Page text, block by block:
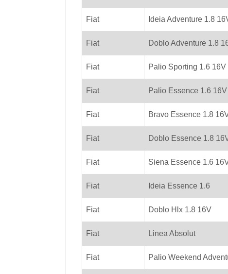
Fiat Ideia Adventure 1.8
Fiat Doblo Adventure 1.8
Fiat Palio Sporting 1.6 16V
Fiat Palio Essence 1.6 16V
Fiat Bravo Essence 1.8
Fiat Doblo Essence 1.8
Fiat Siena Essence 1.6
Fiat Ideia Essence 1.6
Fiat Doblo Hlx 1.8 16V
Fiat Linea Absolut
Fiat Palio Weekend